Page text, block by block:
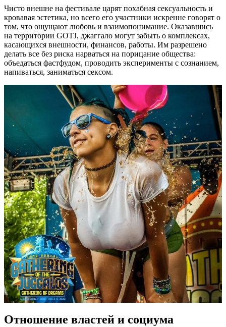
Чисто внешне на фестивале царят похабная сексуальность и
кровавая эстетика, но всего его участники искренне говорят о
том, что ощущают любовь и взаимопонимание. Оказавшись
на территории GOTJ, джаггало могут забыть о комплексах,
касающихся внешности, финансов, работы. Им разрешено
делать все без риска нарваться на порицание общества:
объедаться фастфудом, проводить эксперименты с сознанием,
напиваться, заниматься сексом.
Отношение властей и социума